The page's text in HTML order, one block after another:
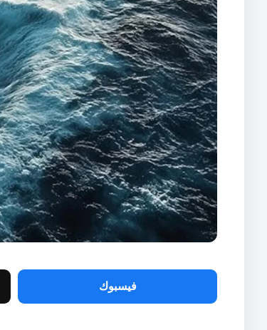
فيسبوك